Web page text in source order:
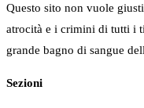
Questo sito non vuole
atrocità e i crimini di tutti i
grande bagno di sangue
Sezioni